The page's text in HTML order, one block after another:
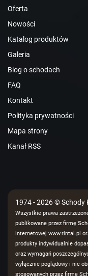
Oferta
Nowości
Katalog produktów
Galeria
Blog o schodach
FAQ
Kontakt
Polityka prywatności
Mapa strony
Kanał RSS
1974 - 2026 © Schody
Wszystkie prawa
publikowane przez firmę
internetowej www.rintal.pl
produkty indywidualnie
oraz wymagań
wyłącznie poglądowy i nie
stosowanych przez firmę